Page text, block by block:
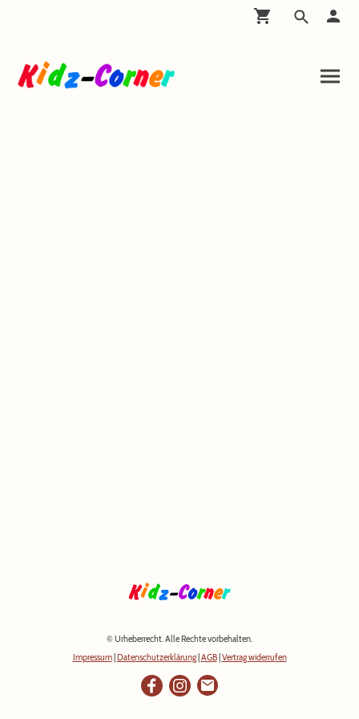
© Urheberrecht. Alle Rechte vorbehalten.
Impressum| Datenschutzerklärung| AGB| Vertrag widerrufen